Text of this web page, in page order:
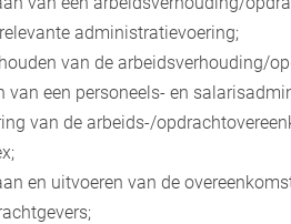
administratievoering;
van de arbeidsverhouding/
van een personeels- en
van de arbeids-/
en uitvoeren van de